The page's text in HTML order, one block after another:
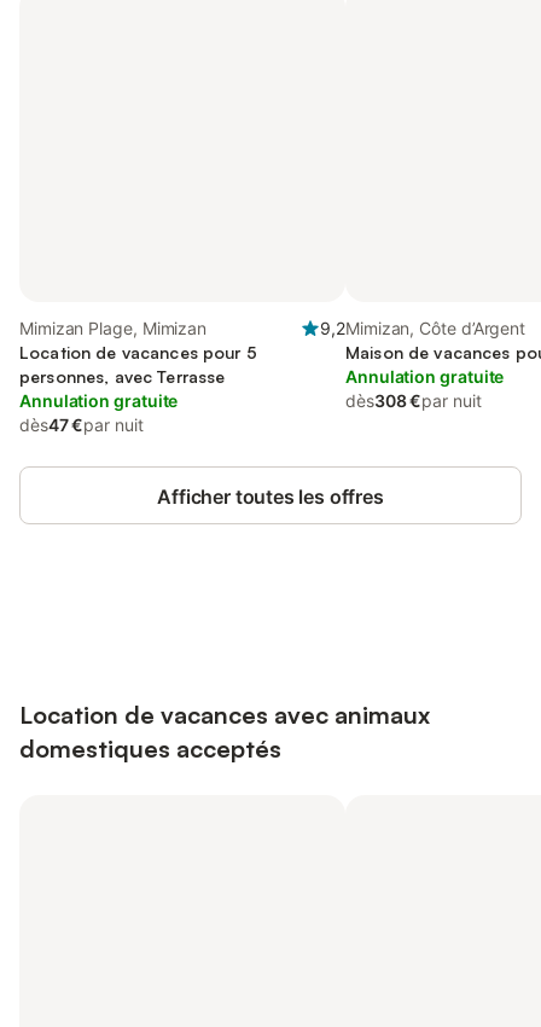
Mimizan Plage, Mimizan
9,2
Location de vacances pour 5
personnes, avec Terrasse
Annulation gratuite
dès47 €par nuit
Mimizan, Côte d’Argent
Maison de vacances
Annulation gratuite
dès308 €par nuit
Afficher toutes les offres
Location de vacances avec animaux
domestiques acceptés